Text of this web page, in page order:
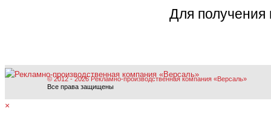
Для получения
© 2012 - 2026 Рекламно-производственная компания «Версаль»
Все права защищены
×